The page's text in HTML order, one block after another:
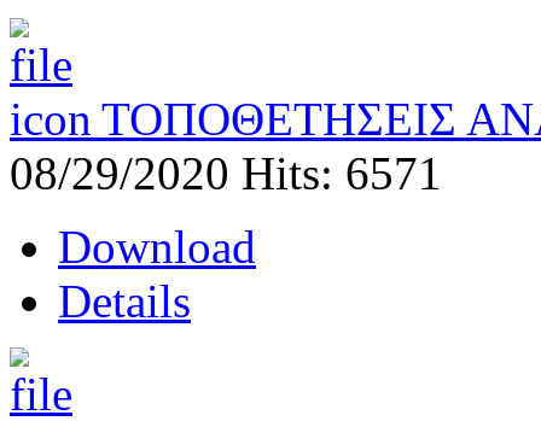
ΤΟΠΟΘΕΤΗΣΕΙΣ
08/29/2020 Hits: 6571
Download
Details